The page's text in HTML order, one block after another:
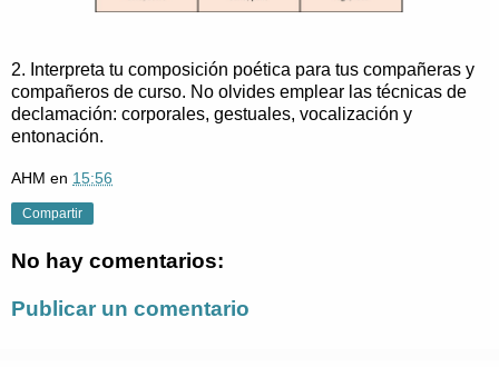
2. Interpreta tu composición poética para tus compañeras y
compañeros de curso. No olvides emplear las técnicas de
declamación: corporales, gestuales, vocalización y
entonación.
AHM en 15:56
Compartir
No hay comentarios:
Publicar un comentario